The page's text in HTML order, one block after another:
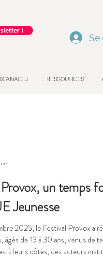
!
ANACEJ RESSOURCES
un temps
Jeunesse
2025, le Festival Provox a
âgés de 13 à 30 ans, venus de
à leurs côtés, des acteurs